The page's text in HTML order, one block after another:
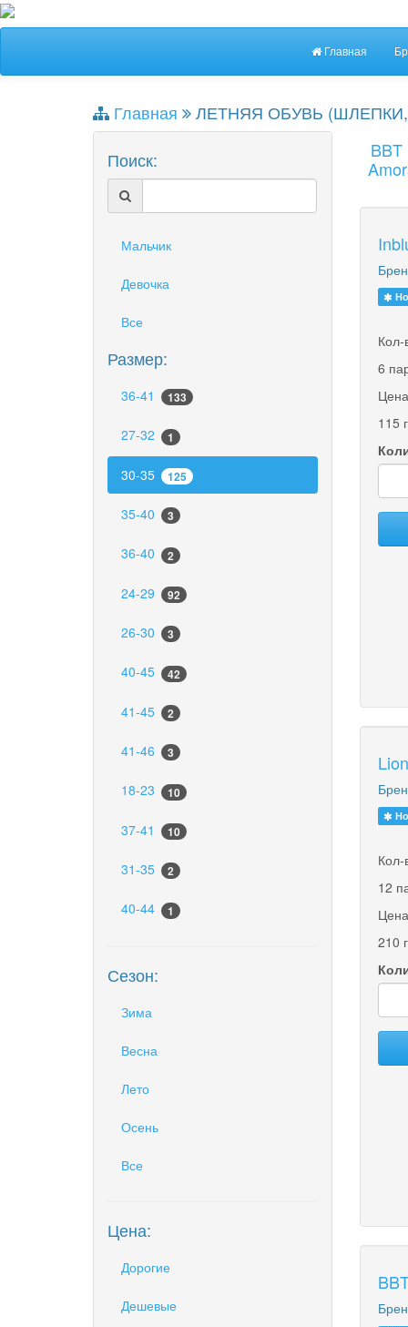
Главная
Главная
ЛЕТНЯЯ ОБУВЬ
Поиск:
Мальчик
Девочка
Все
Размер:
36-41 133
27-32 1
30-35 125
35-40 3
36-40 2
24-29 92
26-30 3
40-45 42
41-45 2
41-46 3
18-23 10
37-41 10
31-35 2
40-44 1
Сезон:
Зима
Весна
Лето
Осень
Все
Цена:
Дорогие
Дешевые
BBT
Кол-
6
115
Кол-
12
210